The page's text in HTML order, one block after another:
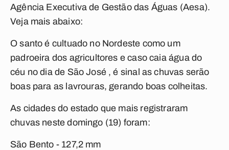
Agência Executiva de Gestão das Águas (Aesa).
Veja mais abaixo:
O santo é cultuado no Nordeste como um
padroeira dos agricultores e caso caia água do
céu no dia de São José , é sinal as chuvas serão
boas para as lavrouras, gerando boas colheitas.
As cidades do estado que mais registraram
chuvas neste domingo (19) foram:
São Bento - 127,2 mm